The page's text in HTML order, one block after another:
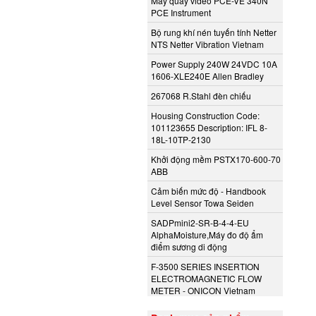
PCE Instrument
Bộ rung khí nén tuyến tính Netter
NTS Netter Vibration Vietnam
Power Supply 240W 24VDC 10A
1606-XLE240E Allen Bradley
267068 R.Stahl đèn chiếu
Housing Construction Code:
101123655 Description: IFL 8-
18L-10TP-2130
Khởi động mềm PSTX170-600-70
ABB
Cảm biến mức độ - Handbook
Level Sensor Towa Seiden
SADPmini2-SR-B-4-4-EU
AlphaMoisture,Máy đo độ ẩm
điểm sương di động
F-3500 SERIES INSERTION
ELECTROMAGNETIC FLOW
METER - ONICON Vietnam